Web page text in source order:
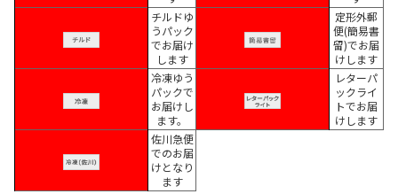
チルドゆ
うパック
でお届け
します
定形外郵
便(簡易書
留)でお届
けします
冷凍ゆう
パックで
お届けし
ます。
レターパ
ックライ
トでお届
けします
佐川急便
でのお届
けとなり
ます